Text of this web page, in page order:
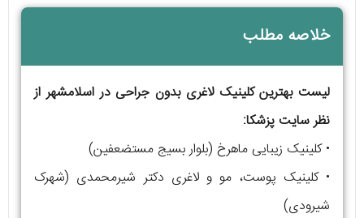
خلاصه مطلب
لیست بهترین کلینیک لاغری بدون جراحی در اسلامشهر از
نظر سایت پزشکا:
• کلینیک زیبایی ماهرخ (بلوار بسیج مستضعفین)
• کلینیک پوست، مو و لاغری دکتر شیرمحمدی (شهرک
شیرودی)